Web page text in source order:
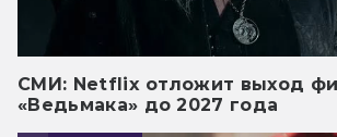
СМИ: Netflix отложит выход
«Ведьмака» до 2027 года